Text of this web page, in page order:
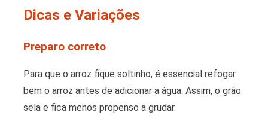
Dicas e Variações
Preparo correto
Para que o arroz fique soltinho, é essencial refogar
bem o arroz antes de adicionar a água. Assim, o grão
sela e fica menos propenso a grudar.